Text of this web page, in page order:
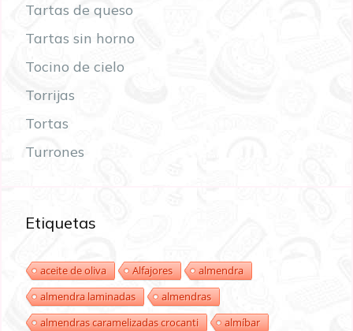
Tartas de queso
Tartas sin horno
Tocino de cielo
Torrijas
Tortas
Turrones
Etiquetas
aceite de oliva Alfajores
almendra
almendra laminadas
almendras
almendras caramelizadas crocanti
almíbar